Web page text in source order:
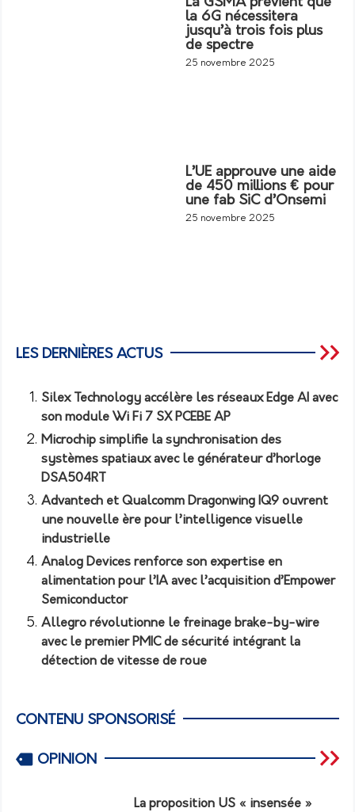
la 6G nécessitera
jusqu’à trois fois plus
de spectre
25 novembre 2025
L’UE approuve une aide
de 450 millions € pour
une fab SiC d’Onsemi
25 novembre 2025
LES DERNIÈRES ACTUS
Silex Technology accélère les réseaux Edge AI avec
son module Wi Fi 7 SX PCEBE AP
Microchip simplifie la synchronisation des
systèmes spatiaux avec le générateur d’horloge
DSA504RT
Advantech et Qualcomm Dragonwing IQ9 ouvrent
une nouvelle ère pour l’intelligence visuelle
industrielle
Analog Devices renforce son expertise en
alimentation pour l’IA avec l’acquisition d’Empower
Semiconductor
Allegro révolutionne le freinage brake-by-wire
avec le premier PMIC de sécurité intégrant la
détection de vitesse de roue
CONTENU SPONSORISÉ
OPINION
La proposition US « insensée »